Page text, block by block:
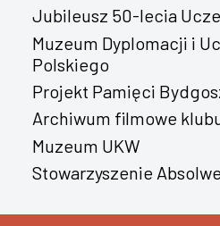
Jubileusz 50-lecia
Muzeum Dyplomacji i
Polskiego
Projekt Pamięci
Archiwum filmowe
Muzeum UKW
Stowarzyszenie